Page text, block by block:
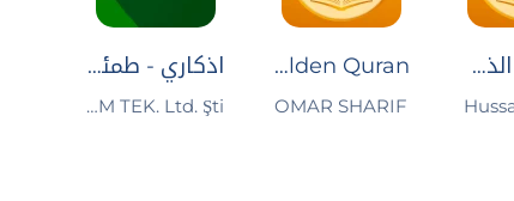
المصحف الذهبي Golden Quran | المصحف الذهبي
OMAR SHARIF
اذكاري - طمئن قلبك بذكر الله
MBH BİLİŞİM TEK. Ltd. Şti.‏